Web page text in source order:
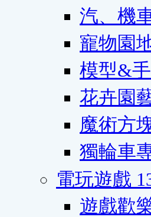
汽、機
寵物園
模型&
花卉園
魔術方
獨輪車
電玩遊戲
遊戲歡